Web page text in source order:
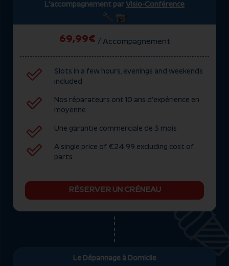
L’accompagnement par Visio-Conférence
69,99€ / Accompagnement
Slots in a few hours, evenings and weekends
included
Nos réparateurs ont 10 ans d’expérience en
moyenne
Une garantie commerciale de 3 mois
A single price of €24.99 excluding cost of
parts
RÉSERVER UN CRÉNEAU
Le Dépannage à Domicile